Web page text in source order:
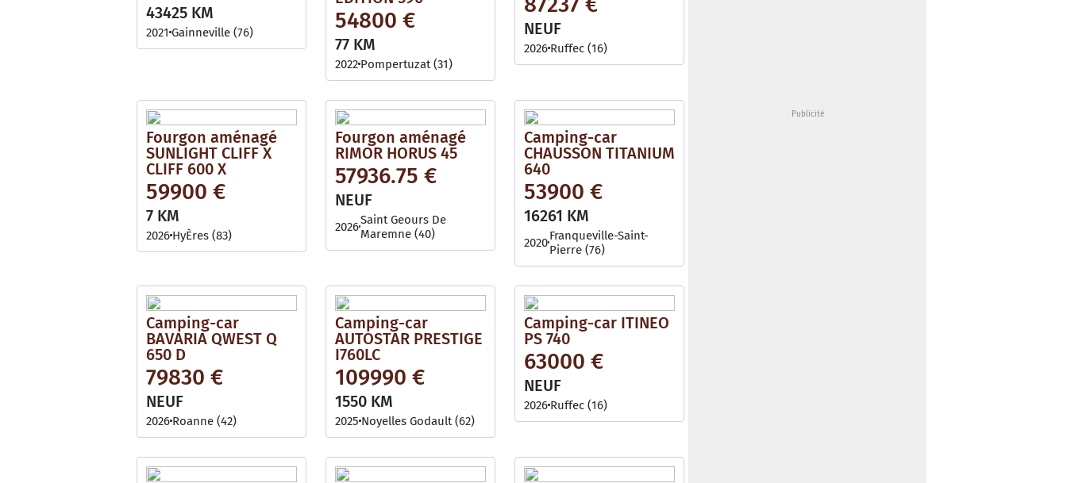
e
l
b
l
43425 KM
2021 Gainneville (76) 54800 €
77 KM
2022 Pompertuzat (31)
NEUF
2026 Ruffec (16)
Fourgon aménagé
SUNLIGHT CLIFF X
CLIFF 600 X
59900 €
7 KM
2026 HyÈres (83)
Fourgon aménagé
RIMOR HORUS 45
57936.75 €
NEUF
2026Saint Geours De
Maremne (40)
Camping-car
CHAUSSON TITANIUM
640
53900 €
16261 KM
2020Franqueville-Saint-
Pierre (76)
Camping-car
BAVARIA QWEST Q
650 D
79830 €
NEUF
2026 Roanne (42)
Camping-car
AUTOSTAR PRESTIGE
I760LC
109990 €
1550 KM
2025 Noyelles Godault (62)
Camping-car ITINEO
PS 740
63000 €
NEUF
2026 Ruffec (16)